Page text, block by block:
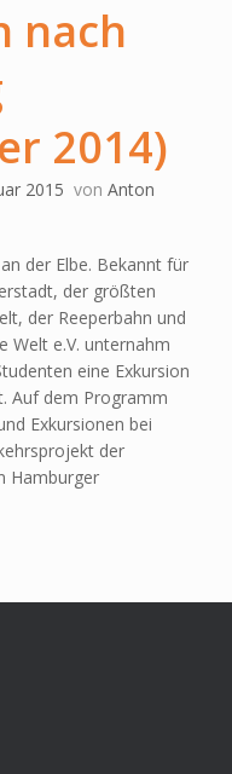
nach
2014)
2015 von Anton
der Elbe. Bekannt für
der größten
der Reeperbahn und
Welt e.V. unternahm
eine Exkursion
Auf dem Programm
Exkursionen bei
der
Hamburger